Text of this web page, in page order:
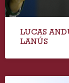
LUCAS
LANÚS